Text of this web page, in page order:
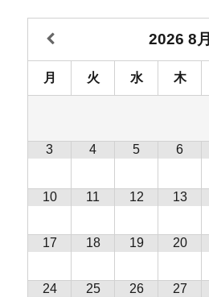
2026 8月
月 火 水 木
3 4 5 6
10 11 12 13
17 18 19 20
24 25 26 27